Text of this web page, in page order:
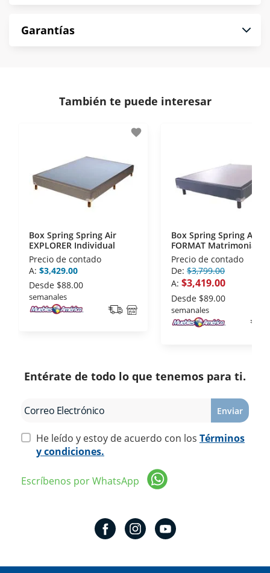
*Sujeto a aprobación de crédito conforme a
norma de Muebles América.
compra es segura de principio a fin.
- Certificados de seguridad SSL y Encriptación 3D.
disposiciones legales y Códigos de Ética de la
- Nos encontramos en la lista de socios Activos de
la Asociación de Internet.MX.
Garantías
También te puede interesar
favorite
Box Spring Spring Air
EXPLORER Individual
Precio de contado
A: $3,429.00
Desde $88.00
semanales
Box Spring Spring Air
FORMAT Matrimonial
Precio de contado
De: $3,799.00
A: $3,419.00
Desde $89.00
semanales
Entérate de todo lo que tenemos para ti.
Enviar
He leído y estoy de acuerdo con los Términos
y condiciones.
Escríbenos por WhatsApp